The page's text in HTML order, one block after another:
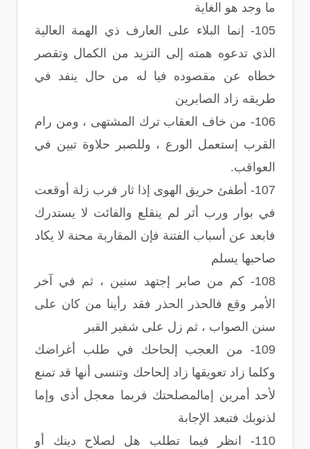
ما وجد هو الغاية
105- إنما البلاء على العارف ذي الهمة العالية
الذي تدعوه همته إلى التزيد من الكمال وتقصر
خطاه عن مقصوده فيا له من حال ينفد في
طريقه زاد الصابرين
106- من خاف العقاب ترك المشتهى ، ومن رام
القرب إستعمل الورع ، وللصبر حلاوة تبين في
العواقب.
107- أطفئ حريق الهوى إذا ثار فرب زلة أوقعت
في بوار ورب أثر لم ينقلع والفائت لا يستدرك
فابعد عن أسباب الفتنة فإن المقاربة محنة لا يكاد
صاحبها يسلم
108- كم من صابر إجتهد سنين ، ثم في آخر
الأمر وقع فالحذر الحذر فقد رأينا من كان على
سنن الصواب ، ثم زل على شفير القبر
109- من العجب إلحاحك في طلب أغراضك
وكلما زاد تعويقها زاد إلحاحك وتنسى أنها قد تمنع
لأحد أمرين إمالمصلحتك فربما معجل أذى وإما
لذنوبك فتبعد الإجابة
110- انظر فيما تطلب هل لصلاح دينك أو